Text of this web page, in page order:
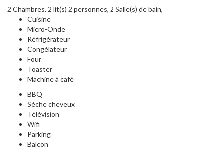
2 Chambres, 2 lit(s) 2 personnes, 2 Salle(s) de bain,
Cuisine
Micro-Onde
Réfrigérateur
Congélateur
Four
Toaster
Machine à café
BBQ
Sèche cheveux
Télévision
Wifi
Parking
Balcon